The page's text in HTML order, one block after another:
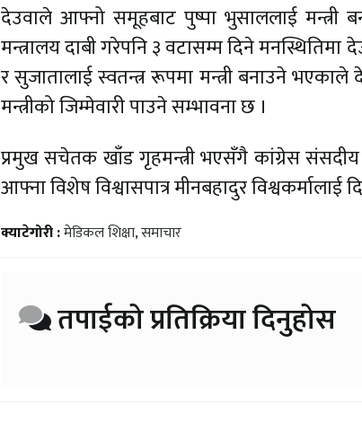
देउवाले आफ्नो समूहबाट पुष्पा भुसाललाई
मन्त्रालय दाबी गरेपनि ३ वटासम्म दिने
र सुजातालाई स्वतन्त्र रूपमा मन्त्री बनाउने
मन्त्रीको जिम्मेवारी पाउने सम्भावना छ ।
प्रमुख सचेतक खाँड गृहमन्त्री भएसँगै कांग्रेस
आफ्ना विशेष विश्वासपात्र मीनबहादुर विश्वकर्मालाई
क्याटेगोरी :मेडिकल शिक्षा,समाचार
तपाईको प्रतिक्रिया दिनुहोस